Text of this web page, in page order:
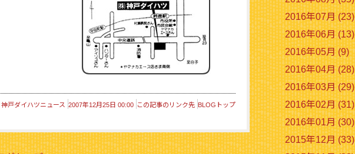
神戸ダイハツニュース 2007年12月25日 00:00 この記事のリンク先 BLOGトップ
2016年07月 (23)
2016年06月 (13)
2016年05月 (9)
2016年04月 (28)
2016年03月 (29)
2016年02月 (31)
2016年01月 (30)
2015年12月 (33)